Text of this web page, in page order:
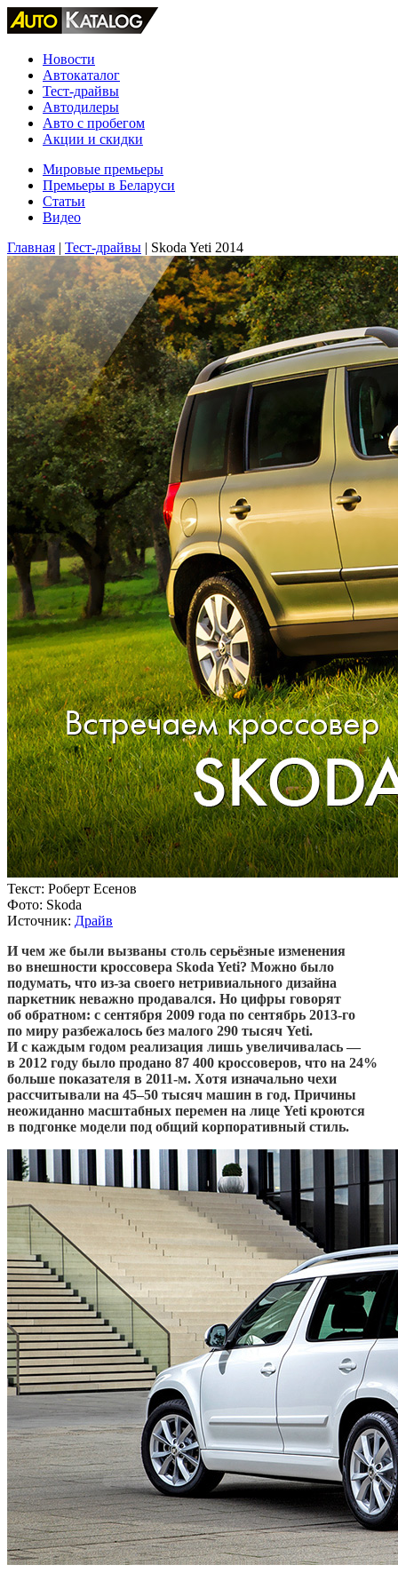
Новости
Автокаталог
Тест-драйвы
Автодилеры
Авто с пробегом
Акции и скидки
Мировые премьеры
Премьеры в Беларуси
Статьи
Видео
Главная | Тест-драйвы | Skoda Yeti 2014
Текст: Роберт Есенов
Фото: Skoda
Источник: Драйв
И чем же были вызваны столь серьёзные изменения
во внешности кроссовера Skoda Yeti? Можно было
подумать, что из-за своего нетривиального дизайна
паркетник неважно продавался. Но цифры говорят
об обратном: с сентября 2009 года по сентябрь 2013-го
по миру разбежалось без малого 290 тысяч Yeti.
И с каждым годом реализация лишь увеличивалась —
в 2012 году было продано 87 400 кроссоверов, что на 24%
больше показателя в 2011-м. Хотя изначально чехи
рассчитывали на 45–50 тысяч машин в год. Причины
неожиданно масштабных перемен на лице Yeti кроются
в подгонке модели под общий корпоративный стиль.